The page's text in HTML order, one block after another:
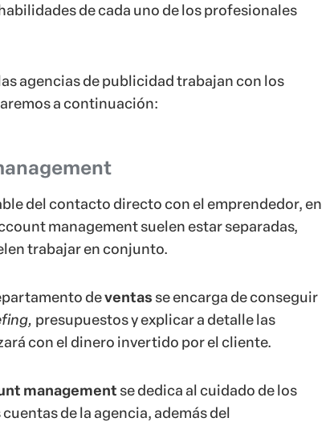
de cada uno de los profesionales
agencias de publicidad trabajan con los
a continuación:
del contacto directo con el emprendedor, en
management suelen estar separadas,
trabajar en conjunto.
deventas se encarga de conseguir
presupuestos y explicar a detalle las
con el dinero invertido por el cliente.
management se dedica al cuidado de los
de la agencia, además del